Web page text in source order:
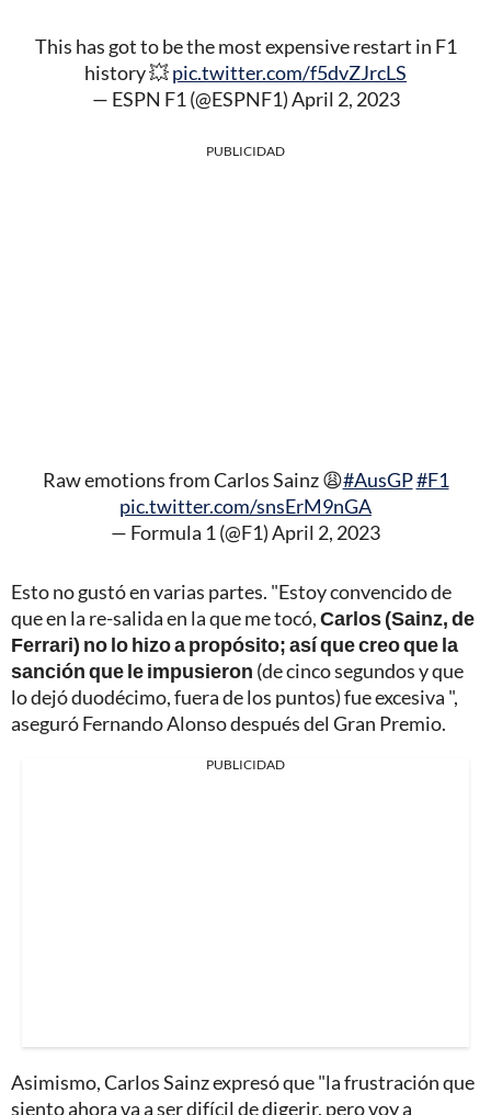
This has got to be the most expensive restart in F1
history 💥pic.twitter.com/f5dvZJrcLS
— ESPN F1 (@ESPNF1)April 2, 2023
PUBLICIDAD
Raw emotions from Carlos Sainz 😩#AusGP#F1
pic.twitter.com/snsErM9nGA
— Formula 1 (@F1)April 2, 2023
Esto no gustó en varias partes. "Estoy convencido de
que en la re-salida en la que me tocó,Carlos (Sainz, de
Ferrari) no lo hizo a propósito; así que creo que la
sanción que le impusieron (de cinco segundos y que
lo dejó duodécimo, fuera de los puntos) fue excesiva ",
aseguró Fernando Alonso después del Gran Premio.
PUBLICIDAD
Asimismo, Carlos Sainz expresó que "la frustración que
siento ahora va a ser difícil de digerir, pero voy a